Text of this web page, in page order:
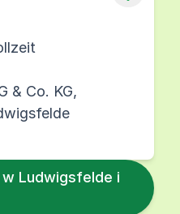
& Co. KG,
Ludwigsfelde i